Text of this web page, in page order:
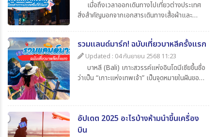
เมื่อถึงเวลาออกเดินทางไปเที่ยวต่างประเทศ
สิ่งสำคัญนอกจากเอกสารเดินทางเสื้อผ้าและ
ว่าต่างจากประเทศไทยกี่ชั่วโมงเพื่อจะได้ปรับ
นาฬิกาให้ตรงตามไทม์โซน และยังช่วยให้สื่อสาร
ตรงกับเมืองไทยโดยในบทความนี้ได้รวบรวมข้อมูล
น่าสนใจเกี่ยวกับเวลาที่ไทยต่างจากประเทศอื่น มา
รวมแลนด์มาร์ก! ฉบับเที่ยวบาหลีครั้งแรก
Updated : 04 กันยายน 2568 11:23
บาหลี (Bali) เกาะสวรรค์แห่งอินโดนีเซียขึ้นชื่อ
ว่าเป็น “เกาะแห่งเทพเจ้า” เป็นจุดหมายในฝันของ
สุด ๆ สำหรับใครที่กำลังจะไปบาหลีครั้งแรกและยัง
ไม่รู้จะเริ่มที่ไหน วันนี้ 365Travel(ทัวร์365วัน) ได้
รวม แลนด์มาร์กห้ามพลาด มาให้แล้ว
อัปเดต 2025 อะไรบ้างห้ามนำขึ้นเครื่อง
บิน